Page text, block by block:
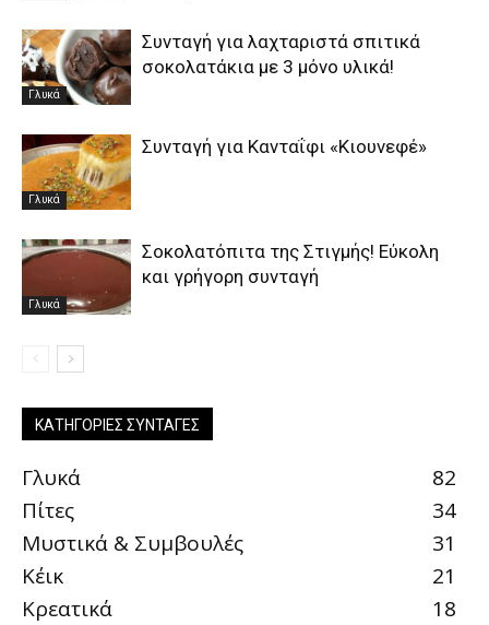
Γλυκά
Συνταγή για λαχταριστά σπιτικά
σοκολατάκια με 3 μόνο υλικά!
Γλυκά
Συνταγή για Κανταΐφι «Κιουνεφέ»
Γλυκά
Σοκολατόπιτα της Στιγμής! Εύκολη
και γρήγορη συνταγή
ΚΑΤΗΓΟΡΊΕΣ ΣΥΝΤΑΓΈΣ
Γλυκά
82
Πίτες
34
Μυστικά & Συμβουλές
31
Κέικ
21
Κρεατικά
18